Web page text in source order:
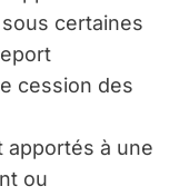
certaines
cession des
apportés à une
ou